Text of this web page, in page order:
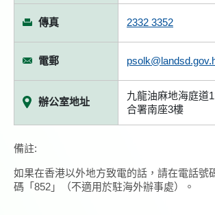
傳真 2332 3352
電郵
辦公室地址
九龍油麻地海庭道
合署南座3樓
備註:
如果在香港以外地方致電的話，請在電話號
碼「852」（不適用於駐海外辦事處）。